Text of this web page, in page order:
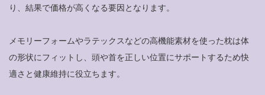
り、結果で価格が高くなる要因となります。
メモリーフォームやラテックスなどの高機能素材を使った枕は体
の形状にフィットし、頭や首を正しい位置にサポートするため快
適さと健康維持に役立ちます。